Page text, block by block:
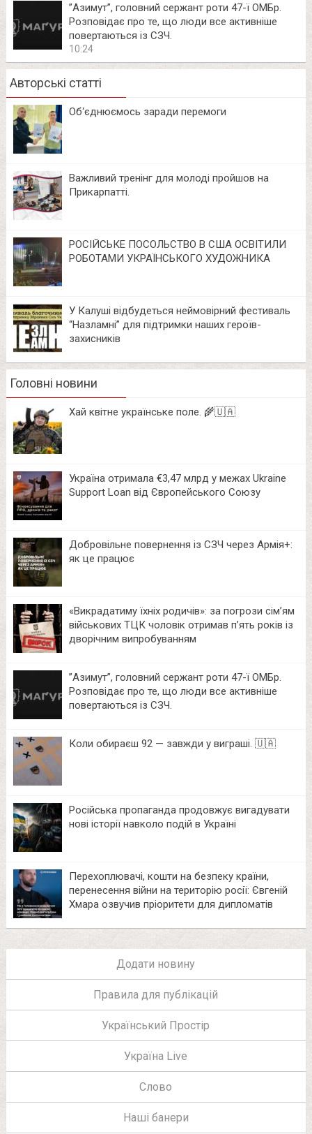
⁨”Азимут”, головний сержант роти 47-ї ОМБр.
Розповідає про те, що люди все активніше
повертаються із СЗЧ.
10:24
Авторські статті
Об‘єднюємось заради перемоги
Важливий тренінг для молоді пройшов на
Прикарпатті.
РОСІЙСЬКЕ ПОСОЛЬСТВО В США ОСВІТИЛИ
РОБОТАМИ УКРАЇНСЬКОГО ХУДОЖНИКА
У Калуші відбудеться неймовірний фестиваль
“Назламні” для підтримки наших героїв-
захисників
Головні новини
Хай квітне українське поле. 🌾🇺🇦
Україна отримала €3,47 млрд у межах Ukraine
Support Loan від Європейського Союзу
Добровільне повернення із СЗЧ через Армія+:
як це працює
«Викрадатиму їхніх родичів»: за погрози сім’ям
військових ТЦК чоловік отримав п’ять років із
дворічним випробуванням
⁨”Азимут”, головний сержант роти 47-ї ОМБр.
Розповідає про те, що люди все активніше
повертаються із СЗЧ.
Коли обираєш 92 — завжди у виграші. 🇺🇦
Російська пропаганда продовжує вигадувати
нові історії навколо подій в Україні
Перехоплювачі, кошти на безпеку країни,
перенесення війни на територію росії: Євгеній
Хмара озвучив пріоритети для дипломатів
Додати новину
Правила для публікацій
Український Простір
Україна Live
Слово
Наші банери